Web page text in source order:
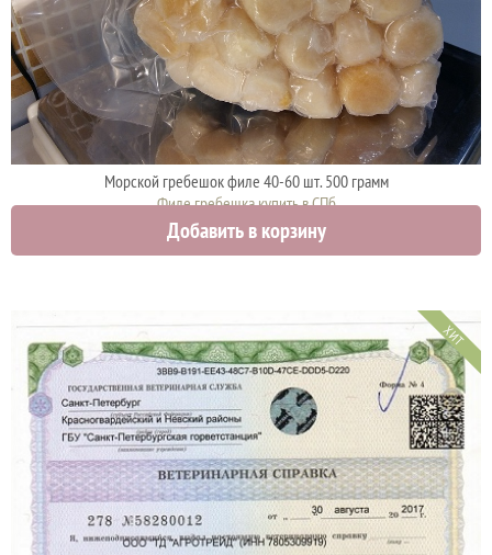
Морской гребешок филе 40-60 шт. 500 грамм
Филе гребешка купить в СПб
2000 руб.
Добавить в корзину
ХИТ